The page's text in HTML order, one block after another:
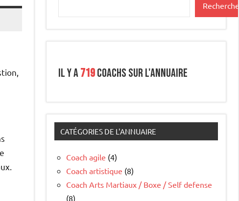
Il y a719coachs sur l'annuaire
CATÉGORIES DE L'ANNUAIRE
Coach agile (4)
Coach artistique (8)
Coach Arts Martiaux / Boxe / Self defense
(8)